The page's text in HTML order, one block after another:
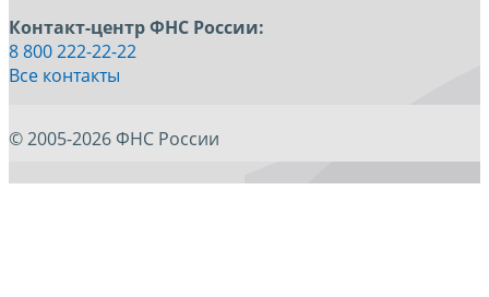
Контакт-центр ФНС России:
8 800 222-22-22
Все контакты
© 2005-2026 ФНС России